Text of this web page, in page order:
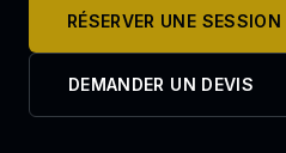
RÉSERVER UNE
DEMANDER UN DEVIS